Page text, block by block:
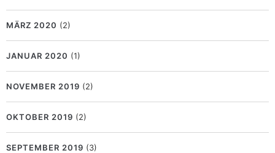
MÄRZ 2020 (2)
JANUAR 2020 (1)
NOVEMBER 2019 (2)
OKTOBER 2019 (2)
SEPTEMBER 2019 (3)